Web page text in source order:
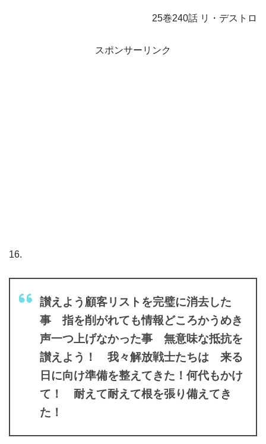
25巻240話 リ・デストロ
スポンサーリンク
16.
讃えよう顧客リストを完璧に消去した
事 指を削がれても情報どころかうめき
声一つ上げなかった事 無意味な抵抗を
讃えよう！ 我々解放戦士たちは 来る
日に向け準備を整えてきた！何代もかけ
て！ 耐えて耐えて根を張り備えてき
た！